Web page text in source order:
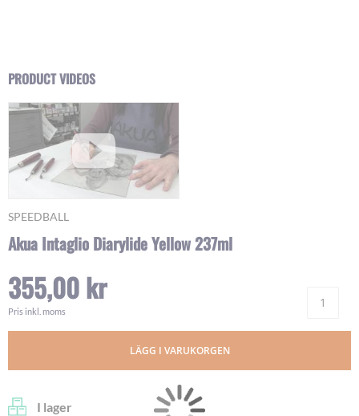
SPEEDBALL
Akua Intaglio Diarylide Yellow 237ml
355,00 kr
Pris inkl. moms
LÄGG I VARUKORGEN
I lager
Skip
to
the
beginning
the
images
gallery
PRODUCT VIDEOS